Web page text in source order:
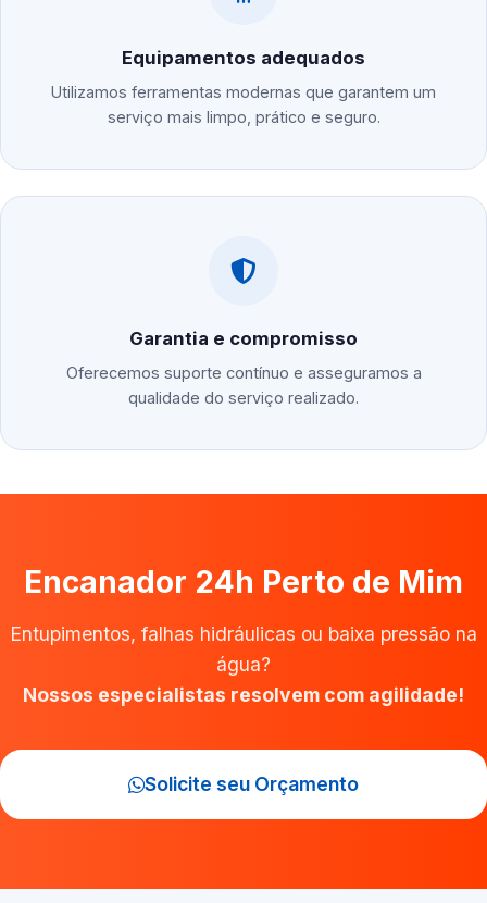
Equipamentos adequados
Utilizamos ferramentas modernas que garantem um
serviço mais limpo, prático e seguro.
Garantia e compromisso
Oferecemos suporte contínuo e asseguramos a
qualidade do serviço realizado.
Encanador 24h Perto de Mim
Entupimentos, falhas hidráulicas ou baixa pressão na
água?
Nossos especialistas resolvem com agilidade!
Solicite seu Orçamento